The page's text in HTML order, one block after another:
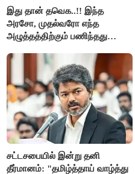
இது தான் தவெக..!! இந்த
அரசோ, முதல்வரோ எந்த
அழுத்தத்திற்கும் பணிந்தது
அருண்ராஜ்..!
சட்டசபையில் இன்று தனி
தீர்மானம்: "தமிழ்த்தாய் வாழ்த்து